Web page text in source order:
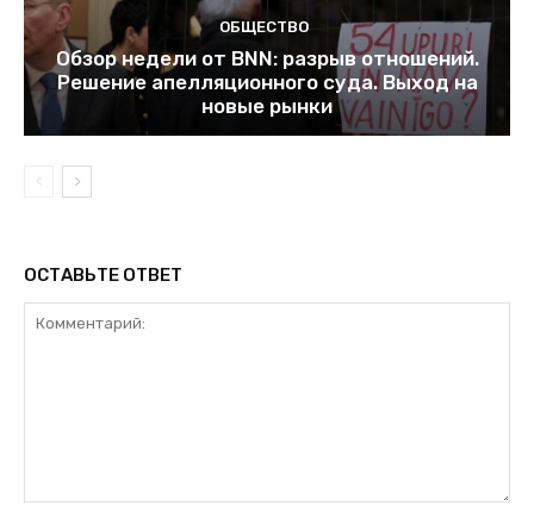
ОБЩЕСТВО
Обзор недели от BNN: разрыв отношений.
Решение апелляционного суда. Выход на
новые рынки
ОСТАВЬТЕ ОТВЕТ